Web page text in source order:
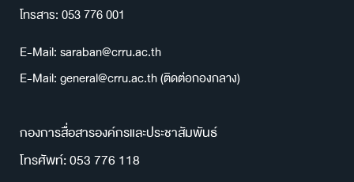
โทรสาร: 053 776 001
E-Mail: saraban@crru.ac.th
E-Mail: general@crru.ac.th (ติดต่อกองกลาง)
กองการสื่อสารองค์กรและประชาสัมพันธ์
โทรศัพท์: 053 776 118